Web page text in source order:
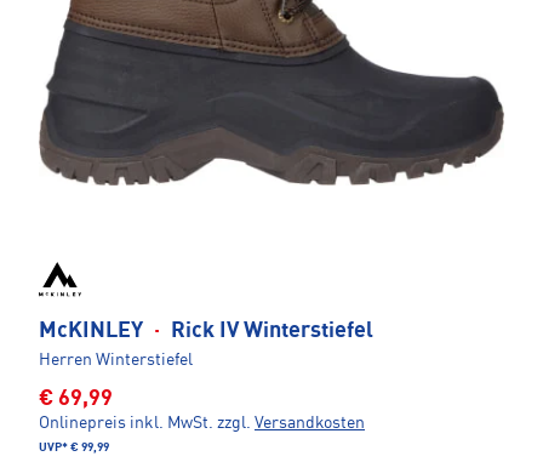
McKINLEY · Rick IV Winterstiefel
Herren Winterstiefel
€ 69,99
Onlinepreis inkl. MwSt. zzgl. Versandkosten
UVP* € 99,99